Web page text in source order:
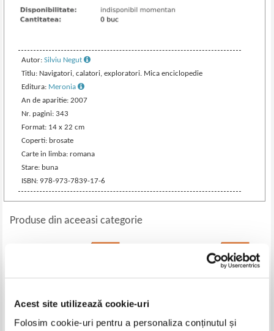
Acest site utilizează cookie-uri
Folosim cookie-uri pentru a personaliza conținutul și
Autor:Silviu Negut
Titlu: Navigatori, calatori, exploratori. Mica enciclopedie
Editura: Meronia
An de aparitie: 2007
Nr. pagini: 343
Format: 14 x 22 cm
Coperti: brosate
Carte in limba: romana
Stare: buna
ISBN: 978-973-7839-17-6
Produse din aceeasi categorie